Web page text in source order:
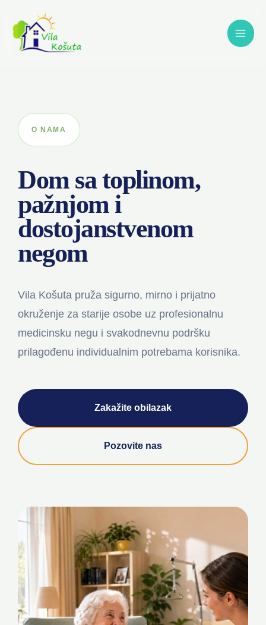
садржај
O NAMA
Dom sa toplinom,
pažnjom i
dostojanstvenom
negom
Vila Košuta pruža sigurno, mirno i prijatno
okruženje za starije osobe uz profesionalnu
medicinsku negu i svakodnevnu podršku
prilagođenu individualnim potrebama korisnika.
Zakažite obilazak
Pozovite nas